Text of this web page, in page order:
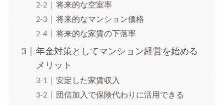
将来的な空室率
将来的なマンション価格
将来的な家賃の下落率
年金対策としてマンション経営を始める
メリット
安定した家賃収入
団信加入で保険代わりに活用できる